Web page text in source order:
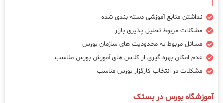
نداشتن منابع آموزشی دسته بندی شده
مشکلات مربوط تحلیل پذیری بازار
مسائل مربوط به محدودیت های سازمان بورس
عدم امکان بهره گیری از کلاس های آموزش بورس مناسب
مشکلات در انتخاب کارگزار بورس مناسب
آموزشگاه بورس در بستک